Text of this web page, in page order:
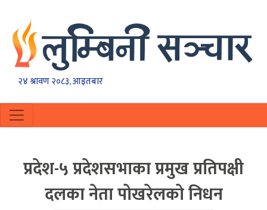
२४ श्रावण २०८३, आइतबार
प्रदेश-५ प्रदेशसभाका प्रमुख प्रतिपक्षी
दलका नेता पोखरेलको निधन